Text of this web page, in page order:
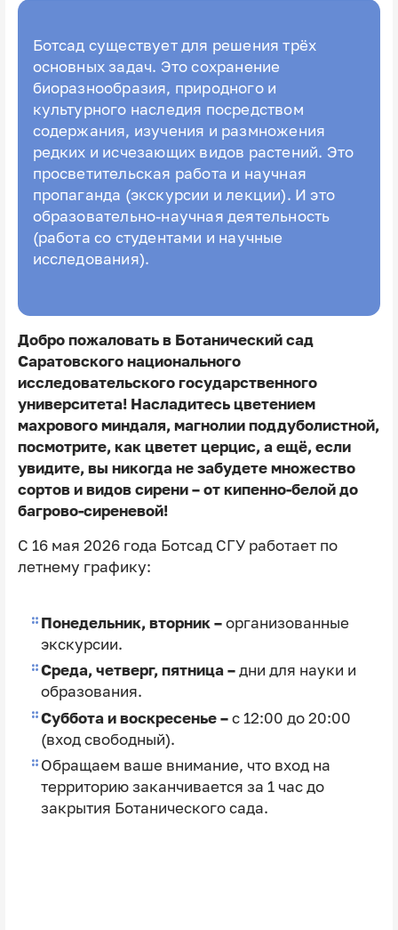
Ботсад существует для решения трёх
основных задач. Это сохранение
биоразнообразия, природного и
культурного наследия посредством
содержания, изучения и размножения
редких и исчезающих видов растений. Это
просветительская работа и научная
пропаганда (экскурсии и лекции). И это
образовательно-научная деятельность
(работа со студентами и научные
исследования).
Добро пожаловать в Ботанический сад
Саратовского национального
исследовательского государственного
университета! Насладитесь цветением
махрового миндаля, магнолии поддуболистной,
посмотрите, как цветет церцис, а ещё, если
увидите, вы никогда не забудете множество
сортов и видов сирени – от кипенно-белой до
багрово-сиреневой!
С 16 мая 2026 года Ботсад СГУ работает по
летнему графику:
Понедельник, вторник – организованные
экскурсии.
Среда, четверг, пятница – дни для науки и
образования.
Суббота и воскресенье – с 12:00 до 20:00
(вход свободный).
Обращаем ваше внимание, что вход на
территорию заканчивается за 1 час до
закрытия Ботанического сада.